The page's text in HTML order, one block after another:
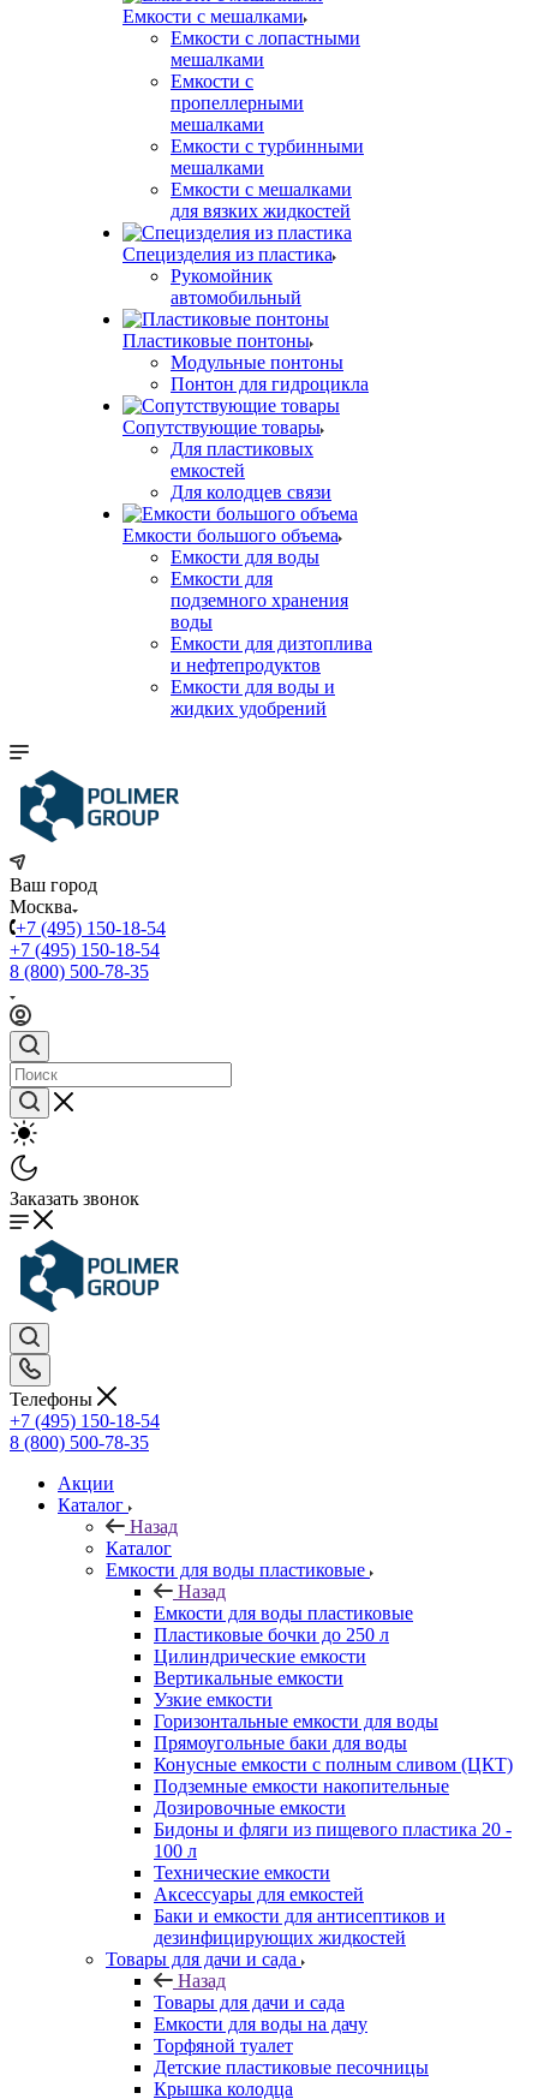
Емкости с мешалками
Емкости с лопастными
мешалками
Емкости с
пропеллерными
мешалками
Емкости с турбинными
мешалками
Емкости с мешалками
для вязких жидкостей
Специзделия из пластика
Рукомойник
автомобильный
Пластиковые понтоны
Модульные понтоны
Понтон для гидроцикла
Сопутствующие товары
Для пластиковых
емкостей
Для колодцев связи
Емкости большого объема
Емкости для воды
Емкости для
подземного хранения
воды
Емкости для дизтоплива
и нефтепродуктов
Емкости для воды и
жидких удобрений
Ваш город
Москва
+7 (495) 150-18-54
+7 (495) 150-18-54
8 (800) 500-78-35
Заказать звонок
Телефоны
+7 (495) 150-18-54
8 (800) 500-78-35
Акции
Каталог
Назад
Каталог
Емкости для воды пластиковые
Назад
Емкости для воды пластиковые
Пластиковые бочки до 250 л
Цилиндрические емкости
Вертикальные емкости
Узкие емкости
Горизонтальные емкости для воды
Прямоугольные баки для воды
Конусные емкости с полным сливом (ЦКТ)
Подземные емкости накопительные
Дозировочные емкости
Бидоны и фляги из пищевого пластика 20 -
100 л
Технические емкости
Аксессуары для емкостей
Баки и емкости для антисептиков и
дезинфицирующих жидкостей
Товары для дачи и сада
Назад
Товары для дачи и сада
Емкости для воды на дачу
Торфяной туалет
Детские пластиковые песочницы
Крышка колодца